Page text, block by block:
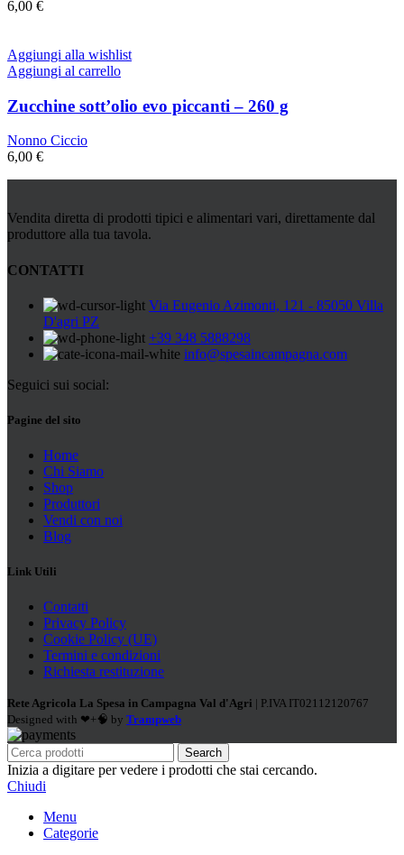
6,00 €
Aggiungi alla wishlist
Aggiungi al carrello
Zucchine sott’olio evo piccanti – 260 g
Nonno Ciccio
6,00 €
Vendita diretta di prodotti tipici e alimentari vari, direttamente dal
produttore alla tua tavola.
CONTATTI
Via Eugenio Azimonti, 121 - 85050 Villa
D'agri PZ
+39 348 5888298
info@spesaincampagna.com
Seguici sui social:
Pagine del sito
Home
Chi Siamo
Shop
Produttori
Vendi con noi
Blog
Link Utili
Contatti
Privacy Policy
Cookie Policy (UE)
Termini e condizioni
Richiesta restituzione
Rete Agricola La Spesa in Campagna Val d'Agri | P.IVA IT02112120767
Designed with ❤+🧠 by Trampweb
Search
Inizia a digitare per vedere i prodotti che stai cercando.
Chiudi
Menu
Categorie